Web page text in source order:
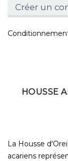
Créer un
HOUSSE
La Housse
acariens